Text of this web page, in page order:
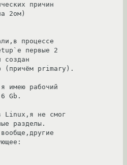
причин
2ом)
процессе
первые 2
создан
(причём primary).
имею рабочий
Gb.
Linux,я не смог
разделы.